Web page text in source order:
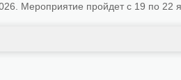
Мероприятие пройдет с 19 по 22